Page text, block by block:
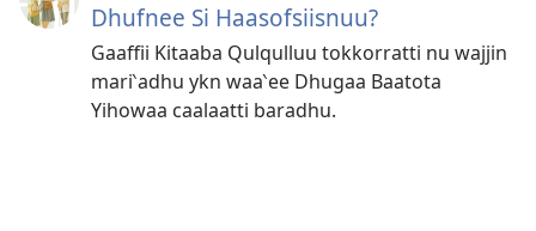
Dhufnee Si Haasofsiisnuu?
Gaaffii Kitaaba Qulqulluu tokkorratti nu wajjin
mari‵adhu ykn waa‵ee Dhugaa Baatota
Yihowaa caalaatti baradhu.